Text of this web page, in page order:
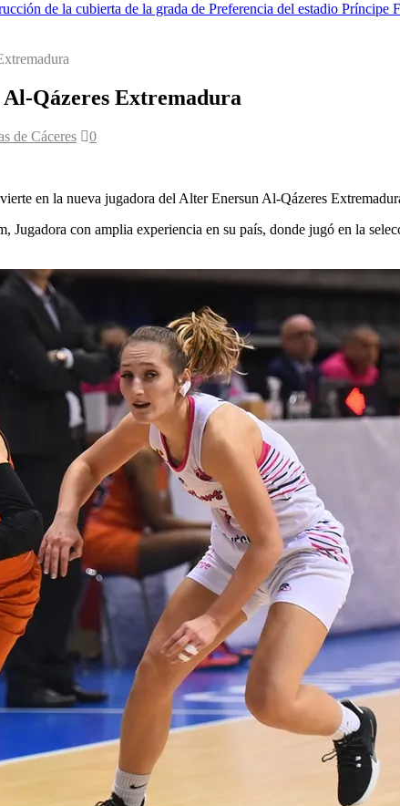
de la cubierta de la grada de Preferencia del estadio Príncipe
Qázeres Extremadura
de Cáceres 0
en la nueva jugadora del Alter Enersun Al-Qázeres
Jugadora con amplia experiencia en su país, donde jugó en la